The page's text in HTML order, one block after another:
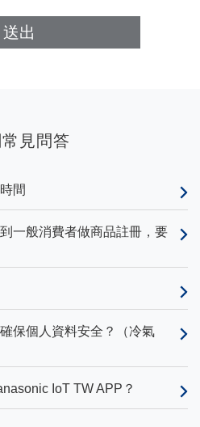
送出
見問答
間
一般消費者做商品註冊，要
保個人資料安全？（冷氣
IoT TW APP？